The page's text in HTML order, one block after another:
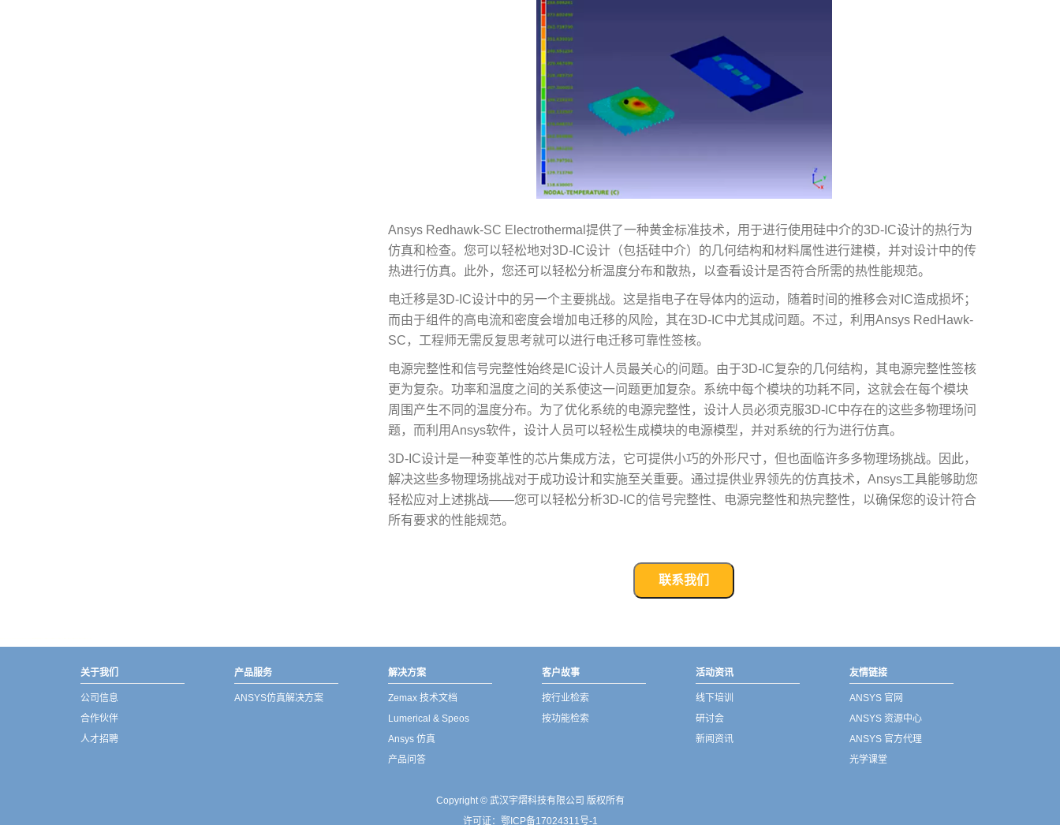
Ansys Redhawk-SC Electrothermal提供了一种黄金标准技术，用于进行使用硅中介的3D-IC设计的热行为
仿真和检查。您可以轻松地对3D-IC设计（包括硅中介）的几何结构和材料属性进行建模，并对设计中的传
热进行仿真。此外，您还可以轻松分析温度分布和散热，以查看设计是否符合所需的热性能规范。
电迁移是3D-IC设计中的另一个主要挑战。这是指电子在导体内的运动，随着时间的推移会对IC造成损坏；
而由于组件的高电流和密度会增加电迁移的风险，其在3D-IC中尤其成问题。不过，利用Ansys RedHawk-
SC，工程师无需反复思考就可以进行电迁移可靠性签核。
电源完整性和信号完整性始终是IC设计人员最关心的问题。由于3D-IC复杂的几何结构，其电源完整性签核
更为复杂。功率和温度之间的关系使这一问题更加复杂。系统中每个模块的功耗不同，这就会在每个模块
周围产生不同的温度分布。为了优化系统的电源完整性，设计人员必须克服3D-IC中存在的这些多物理场问
题，而利用Ansys软件，设计人员可以轻松生成模块的电源模型，并对系统的行为进行仿真。
3D-IC设计是一种变革性的芯片集成方法，它可提供小巧的外形尺寸，但也面临许多多物理场挑战。因此，
解决这些多物理场挑战对于成功设计和实施至关重要。通过提供业界领先的仿真技术，Ansys工具能够助您
轻松应对上述挑战——您可以轻松分析3D-IC的信号完整性、电源完整性和热完整性，以确保您的设计符合
所有要求的性能规范。
联系我们
关于我们
公司信息
合作伙伴
人才招聘
产品服务
ANSYS仿真解决方案
解决方案
Zemax 技术文档
Lumerical & Speos
Ansys 仿真
产品问答
客户故事
按行业检索
按功能检索
活动资讯
线下培训
研讨会
新闻资讯
友情链接
ANSYS 官网
ANSYS 资源中心
ANSYS 官方代理
光学课堂
Copyright © 武汉宇熠科技有限公司 版权所有
许可证： 鄂ICP备17024311号-1